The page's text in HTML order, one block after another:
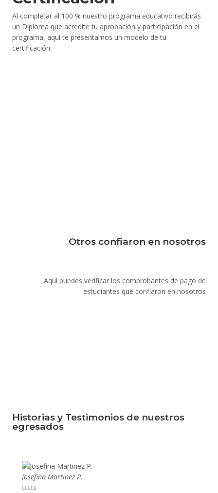
Al completar al 100 % nuestro programa educativo recibirás
un Diploma que acredite tu aprobación y participación en el
programa, aquí te presentamos un modelo de tu
certificación:
Otros confiaron en nosotros
Aquí puedes verificar los comprobantes de pago de
estudiantes que confiaron en nosotros
Historias y Testimonios de nuestros
egresados
Josefina Martinez P.
